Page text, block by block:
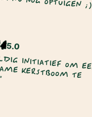
Pepijn van de
Vondervoort
2022
5.0